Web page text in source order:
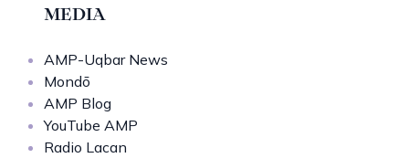
MEDIA
AMP-Uqbar News
Mondō
AMP Blog
YouTube AMP
Radio Lacan